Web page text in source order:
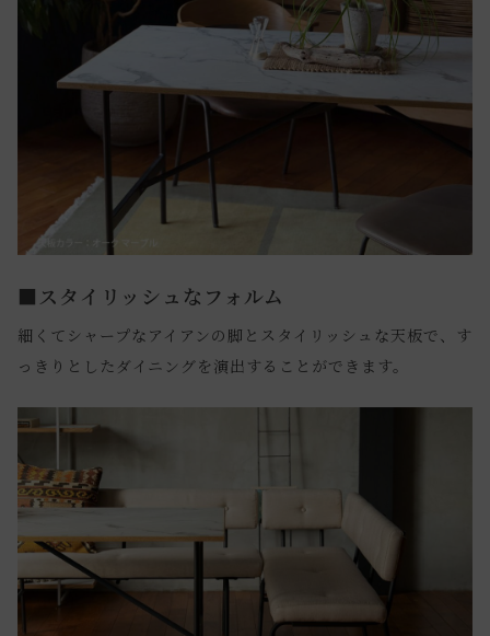
■スタイリッシュなフォルム
細くてシャープなアイアンの脚とスタイリッシュな天板で、す
っきりとしたダイニングを演出することができます。